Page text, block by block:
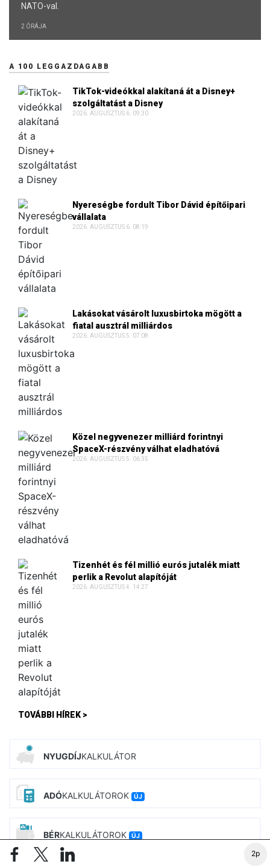
2p
NATO-val.
2 ÓRÁJA
A 100 LEGGAZDAGABB
TikTok-videókkal alakítaná át a Disney+
szolgáltatást a Disney
2026. AUGUSZTUS 6. 09:30
Nyereségbe fordult Tibor Dávid építőipari
vállalata
2026. AUGUSZTUS 6. 08:19
Lakásokat vásárolt luxusbirtoka mögött a
fiatal ausztrál milliárdos
2026. AUGUSZTUS 5. 07:08
Közel negyvenezer milliárd forintnyi
SpaceX-részvény válhat eladhatóvá
2026. AUGUSZTUS 5. 06:35
Tizenhét és fél millió eurós jutalék miatt
perlik a Revolut alapítóját
2026. AUGUSZTUS 4. 14:27
TOVÁBBI HÍREK >
NYUGDÍJKALKULÁTOR
ADÓKALKULÁTOROK ÚJ
BÉRKALKULÁTOROK ÚJ